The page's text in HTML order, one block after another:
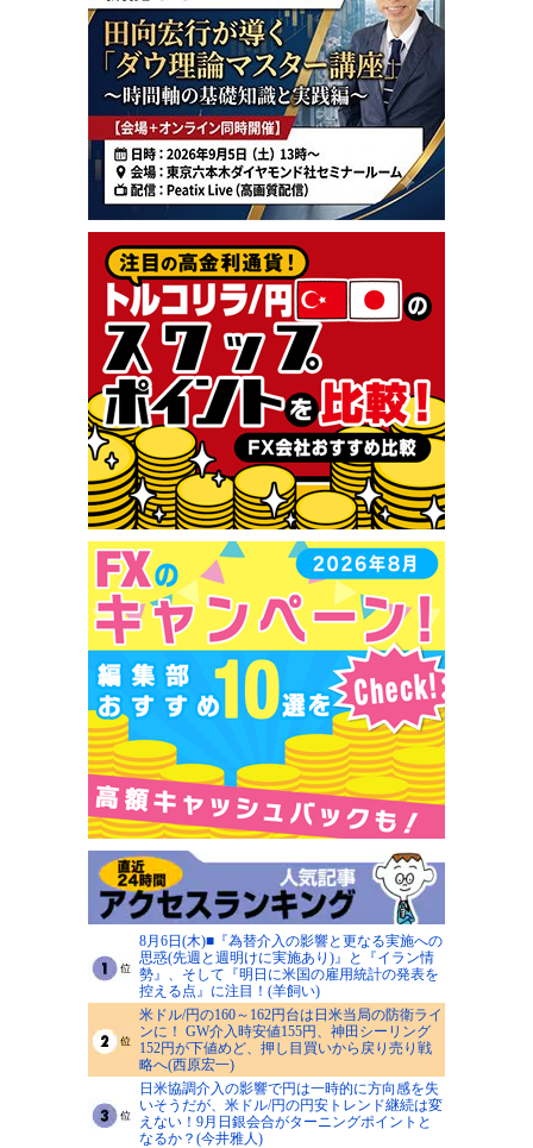
8月6日(木)■『為替介入の影響と更なる実施への
思惑(先週と週明けに実施あり)』と『イラン情
勢』、そして『明日に米国の雇用統計の発表を
控える点』に注目！(羊飼い)
米ドル/円の160～162円台は日米当局の防衛ライ
ンに！ GW介入時安値155円、神田シーリング
152円が下値めど、押し目買いから戻り売り戦
略へ(西原宏一)
日米協調介入の影響で円は一時的に方向感を失
いそうだが、米ドル/円の円安トレンド継続は変
えない！9月日銀会合がターニングポイントと
なるか？(今井雅人)